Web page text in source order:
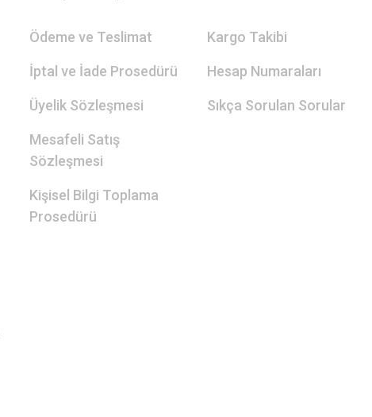
Ödeme ve Teslimat
İptal ve İade Prosedürü
Üyelik Sözleşmesi
Mesafeli Satış
Sözleşmesi
Kişisel Bilgi Toplama
Prosedürü
Kargo Takibi
Hesap Numaraları
Sıkça Sorulan Sorular